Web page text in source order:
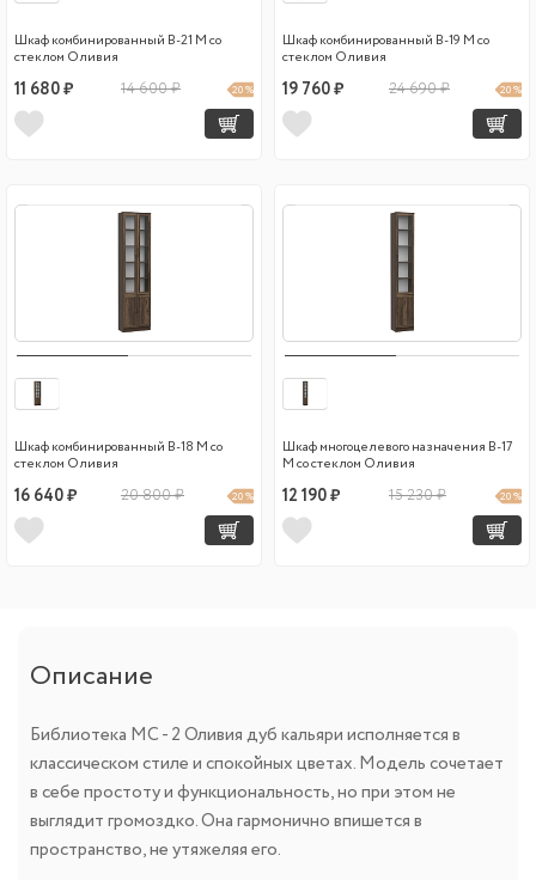
Шкаф комбинированный В-21 М со
стеклом Оливия
11 680 ₽ 14 600 ₽ 20 %
Шкаф комбинированный В-19 М со
стеклом Оливия
19 760 ₽ 24 690 ₽ 20 %
Шкаф комбинированный В-18 М со
стеклом Оливия
16 640 ₽ 20 800 ₽ 20 %
Шкаф многоцелевого назначения В-17
М со стеклом Оливия
12 190 ₽ 15 230 ₽ 20 %
Описание
Библиотека МС - 2 Оливия дуб кальяри исполняется в
классическом стиле и спокойных цветах. Модель сочетает
в себе простоту и функциональность, но при этом не
выглядит громоздко. Она гармонично впишется в
пространство, не утяжеляя его.